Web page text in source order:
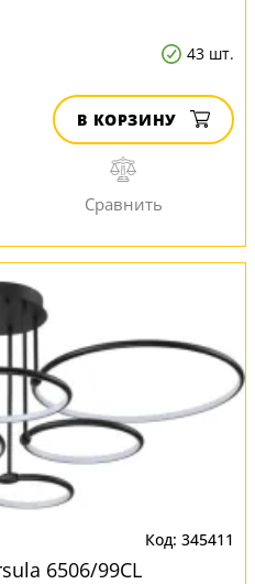
43 шт.
В КОРЗИНУ
345411
6506/99CL